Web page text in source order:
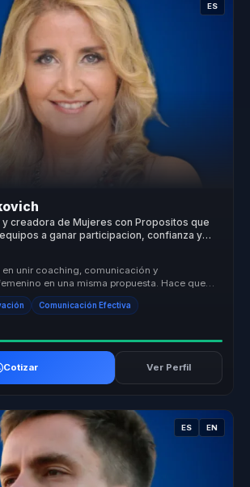
ES
creadora de Mujeres con Propositos que
a ganar participacion, confianza y
en unir coaching, comunicación y
en una misma propuesta. Hace que
y pre...
Comunicación Efectiva
Cotizar Ver Perfil
ES EN